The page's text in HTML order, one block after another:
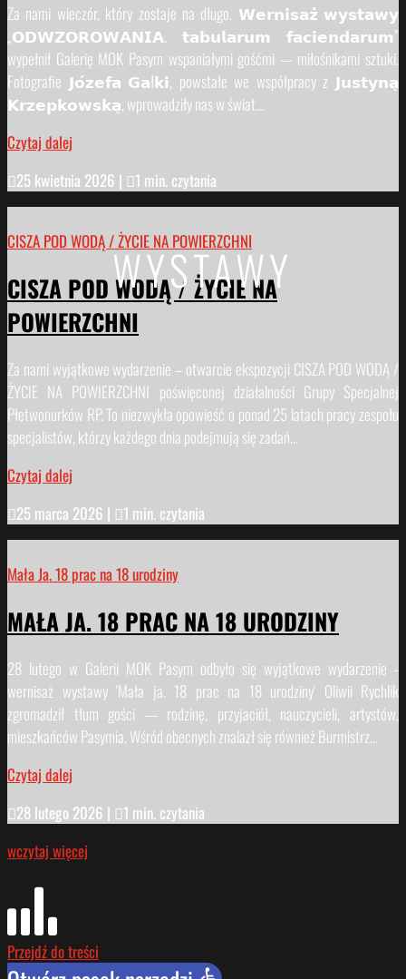
WYSTAWY
Za nami wieczór, który zostaje na długo. 𝗪𝗲𝗿𝗻𝗶𝘀𝗮𝘇̇ 𝘄𝘆𝘀𝘁𝗮𝘄𝘆
„𝗢𝗗𝗪𝗭𝗢𝗥𝗢𝗪𝗔𝗡𝗜𝗔. 𝘁𝗮𝗯𝘂𝗹𝗮𝗿𝘂𝗺 𝗳𝗮𝗰𝗶𝗲𝗻𝗱𝗮𝗿𝘂𝗺”
wypełnił Galerię MOK Pasym wspaniałymi gośćmi — miłośnikami sztuki.
Fotografie 𝗝𝗼́𝘇𝗲𝗳𝗮 𝗚𝗮ł𝗸𝗶, powstałe we współpracy z 𝗝𝘂𝘀𝘁𝘆𝗻𝗮̨
𝗞𝗿𝘇𝗲𝗽𝗸𝗼𝘄𝘀𝗸𝗮̨, wprowadziły nas w świat...
Czytaj dalej
25 kwietnia 2026 | 1 min. czytania
CISZA POD WODĄ / ŻYCIE NA POWIERZCHNI
CISZA POD WODĄ / ŻYCIE NA
POWIERZCHNI
Za nami wyjątkowe wydarzenie – otwarcie ekspozycji CISZA POD WODĄ /
ŻYCIE NA POWIERZCHNI poświęconej działalności Grupy Specjalnej
Płetwonurków RP. To niezwykła opowieść o ponad 25 latach pracy zespołu
specjalistów, którzy każdego dnia podejmują się zadań...
Czytaj dalej
25 marca 2026 | 1 min. czytania
Mała Ja. 18 prac na 18 urodziny
MAŁA JA. 18 PRAC NA 18 URODZINY
28 lutego w Galerii MOK Pasym odbyło się wyjątkowe wydarzenie -
wernisaż wystawy 'Mała ja. 18 prac na 18 urodziny' Oliwii Rychlik
zgromadził tłum gości — rodzinę, przyjaciół, nauczycieli, artystów,
mieszkańców Pasymia. Wśród obecnych znalazł się również Burmistrz...
Czytaj dalej
28 lutego 2026 | 1 min. czytania
wczytaj więcej
Przejdź do treści